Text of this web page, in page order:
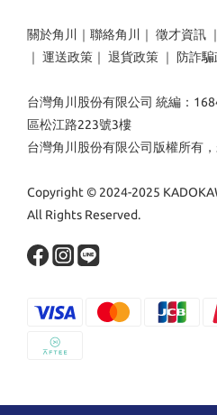
關於角川 ｜ 聯絡角川 ｜ 徵才資訊 ｜
｜ 運送政策 ｜ 退貨政策 ｜ 防詐
台灣角川股份有限公司 統編：
區松江路223號3樓
台灣角川股份有限公司版權所有
Copyright © 2024-2025
All Rights Reserved.